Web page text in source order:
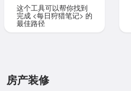
这个工具可以帮你找到
完成 <每日狩猎笔记> 的
最佳路径
房产装修